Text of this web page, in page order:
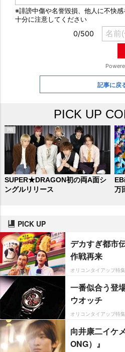
記事に戻
PICK UP
SUPER★DRAGON初の両A面シ
ングルリリース
万
PICK UP
デカすぎ都市
作戦再来
オリコンタイアップ特集
一番似合う登
ウオッチ
オリコンタイアップ特集
向井康二イケ
ONG）』